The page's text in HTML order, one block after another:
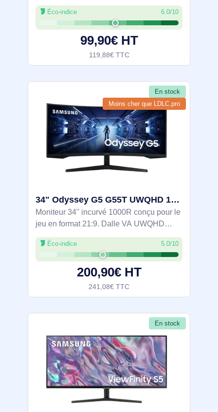
de vision 178°. Rafraîchissement 100 Hz
et temps de réponse 5 ms. Hub USB 2.0
intégré, HDMI, DisplayPort et sortie
Éco-indice 6.0/10
99,90€ HT
119,88€ TTC
En stock
Moins cher que LDLC.pro
34" Odyssey G5 G55T UWQHD 165Hz Gaming Monitor - LC34G55TWWPXEN
Moniteur 34'' incurvé 1000R conçu pour le
jeu en format 21:9. Dalle VA UWQHD
3440 x 1440 pour un large champ de
vision, fréquence 165 Hz et temps de
réponse 1 ms pour des actions fluides.
Éco-indice 5.0/10
200,90€ HT
241,08€ TTC
En stock